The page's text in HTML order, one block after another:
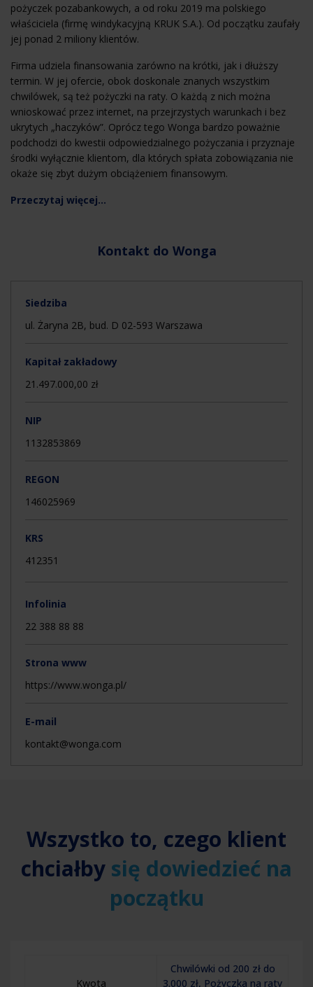
pożyczek pozabankowych, a od roku 2019 ma polskiego
właściciela (firmę windykacyjną KRUK S.A.). Od początku zaufały
jej ponad 2 miliony klientów.
Firma udziela finansowania zarówno na krótki, jak i dłuższy
termin. W jej ofercie, obok doskonale znanych wszystkim
chwilówek, są też pożyczki na raty. O każdą z nich można
wnioskować przez internet, na przejrzystych warunkach i bez
ukrytych „haczyków”. Oprócz tego Wonga bardzo poważnie
podchodzi do kwestii odpowiedzialnego pożyczania i przyznaje
środki wyłącznie klientom, dla których spłata zobowiązania nie
okaże się zbyt dużym obciążeniem finansowym.
Przeczytaj więcej...
Kontakt do Wonga
Siedziba
ul. Żaryna 2B, bud. D 02-593 Warszawa
Kapitał zakładowy
21.497.000,00 zł
NIP
1132853869
REGON
146025969
KRS
412351
Infolinia
22 388 88 88
Strona www
https://www.wonga.pl/
E-mail
kontakt@wonga.com
Wszystko to, czego klient
chciałby się dowiedzieć na
początku
Kwota
Chwilówki od 200 zł do
3.000 zł, Pożyczka na raty